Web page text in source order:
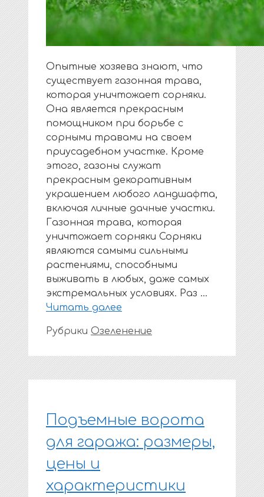
Опытные хозяева знают, что
существует газонная трава,
которая уничтожает сорняки.
Она является прекрасным
помощником при борьбе с
сорными травами на своем
приусадебном участке. Кроме
этого, газоны служат
прекрасным декоративным
украшением любого ландшафта,
включая личные дачные участки.
Газонная трава, которая
уничтожает сорняки Сорняки
являются самыми сильными
растениями, способными
выживать в любых, даже самых
экстремальных условиях. Раз …
Читать далее
Рубрики Озеленение
Подъемные ворота
для гаража: размеры,
цены и
характеристики